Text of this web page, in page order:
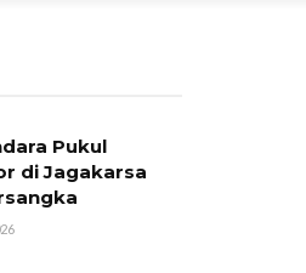
Pukul
di Jagakarsa